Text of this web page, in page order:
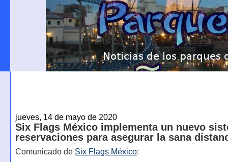
jueves, 14 de mayo de 2020
Six Flags México implementa un nuevo
reservaciones para asegurar la sana
Comunicado de Six Flags México: